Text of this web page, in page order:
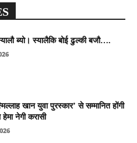
ब्यो। स्यालैकि बोई ढुल्की बजौ….
खान युवा पुरस्कार’ से सम्मानित होंगी
हेमा नेगी करासी